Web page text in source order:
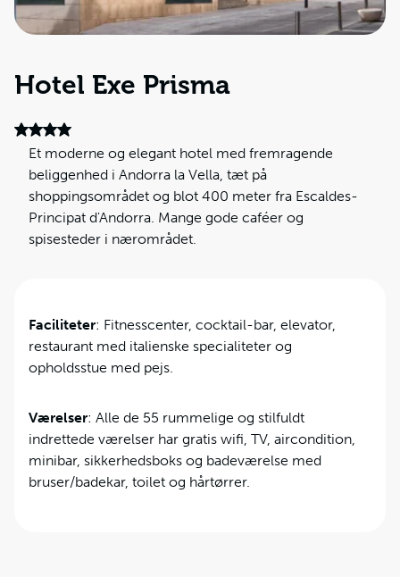
Hotel Exe Prisma
Et moderne og elegant hotel med fremragende
beliggenhed i Andorra la Vella, tæt på
shoppingsområdet og blot 400 meter fra Escaldes-
Principat d'Andorra. Mange gode caféer og
spisesteder i nærområdet.
Faciliteter: Fitnesscenter, cocktail-bar, elevator,
restaurant med italienske specialiteter og
opholdsstue med pejs.
Værelser: Alle de 55 rummelige og stilfuldt
indrettede værelser har gratis wifi, TV, aircondition,
minibar, sikkerhedsboks og badeværelse med
bruser/badekar, toilet og hårtørrer.